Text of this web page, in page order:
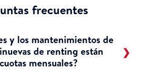
frecuentes
y los mantenimientos de
de renting están
mensuales?